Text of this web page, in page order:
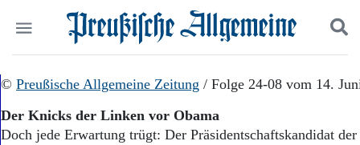
Politik
Wirtschaft
Panorama
Suchen und finden
© Preußische Allgemeine Zeitung / Folge 24-08 vom 14.
Der Knicks der Linken vor Obama
Doch jede Erwartung trügt: Der Präsidentschaftskandidat